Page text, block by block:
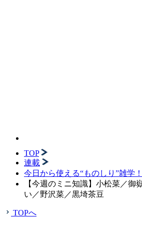
TOP
連載
今日から使える“ものしり”雑学！
【今週のミニ知識】小松菜／御
い／野沢菜／黒埼茶豆
TOPへ